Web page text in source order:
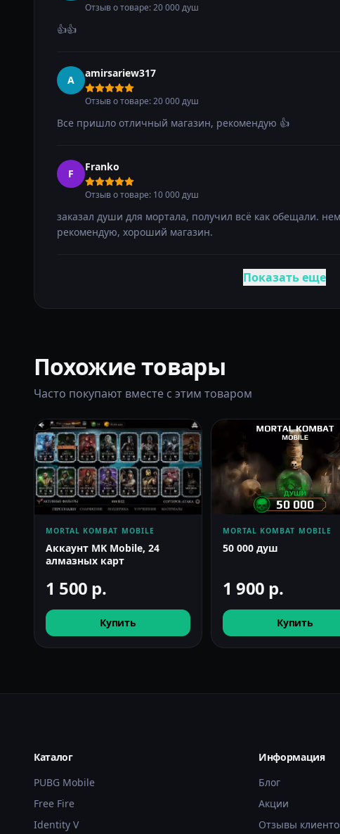
Отзыв о товаре: 20 000 душ
👍👍
A
amirsariew317
Отзыв о товаре: 20 000 душ
Все пришло отличный магазин, рекомендую 👍
F
Franko
Отзыв о товаре: 10 000 душ
заказал души для мортала, получил всё как обещали.
рекомендую, хороший магазин.
Показать еще
Похожие товары
Часто покупают вместе с этим товаром
MORTAL KOMBAT MOBILE
Аккаунт MK Mobile, 24
алмазных карт
1 500 р.
Купить
MORTAL KOMBAT MOBILE
50 000 душ
1 900 р.
Купить
Каталог
PUBG Mobile
Free Fire
Identity V
Информация
Блог
Акции
Отзывы